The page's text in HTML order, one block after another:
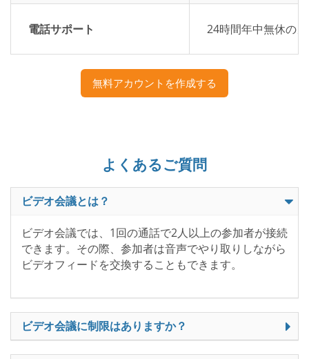
電話サポート 24時間年中無休の
無料アカウントを作成する
よくあるご質問
ビデオ会議とは？
ビデオ会議では、1回の通話で2人以上の参加者が接続
できます。その際、参加者は音声でやり取りしながら
ビデオフィードを交換することもできます。
ビデオ会議に制限はありますか？